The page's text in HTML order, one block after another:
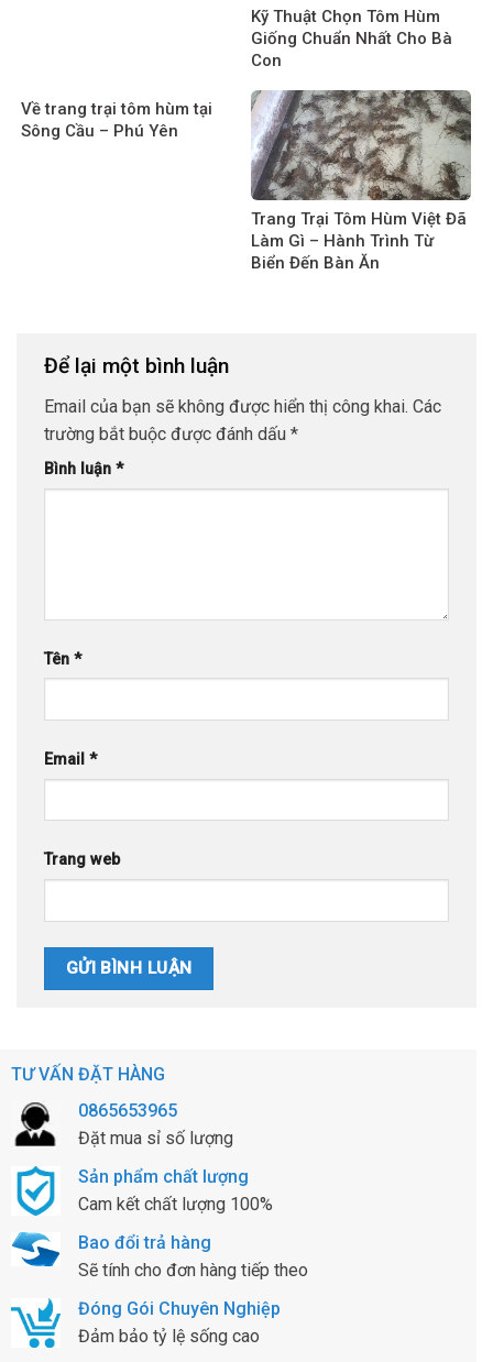
TƯ VẤN ĐẶT HÀNG
0865653965
Đặt mua sỉ số lượng
Sản phẩm chất lượng
Cam kết chất lượng 100%
Bao đổi trả hàng
Sẽ tính cho đơn hàng tiếp theo
Đóng Gói Chuyên Nghiệp
Đảm bảo tỷ lệ sống cao
Kỹ Thuật Chọn Tôm Hùm
Giống Chuẩn Nhất Cho Bà
Con
Về trang trại tôm hùm tại
Sông Cầu – Phú Yên
Trang Trại Tôm Hùm Việt Đã
Làm Gì – Hành Trình Từ
Biển Đến Bàn Ăn
Để lại một bình luận
Email của bạn sẽ không được hiển thị công khai. Các
trường bắt buộc được đánh dấu *
Bình luận *
Tên *
Email *
Trang web